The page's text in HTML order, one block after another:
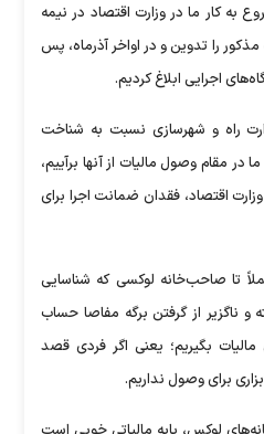
به کار ما در وزارت اقتصاد در نیمه
مذکور را تدوین و در اواخر آذرماه، پس
اجرایی ابلاغ کردیم.
راه و شهرسازی نسبت به شناخت
مقام وصول مالیات از آنها برآییم،
اقتصاد، فقدان ضمانت اجرا برای
تا صاحب‌خانه لوکسی که شناسایی
ناگزیر از گرفتن برگه مفاصا حساب
مالیات بگیریم؛ یعنی اگر فردی قصد
برای وصول نداریم.